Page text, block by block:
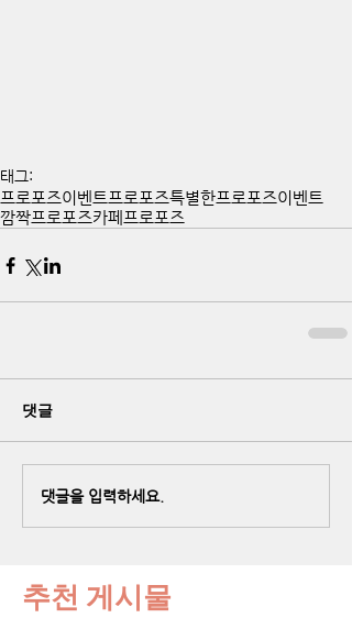
태그:
프로포즈이벤트프로포즈특별한프로포즈이벤트
깜짝프로포즈카페프로포즈
댓글
댓글을 입력하세요.
추천 게시물